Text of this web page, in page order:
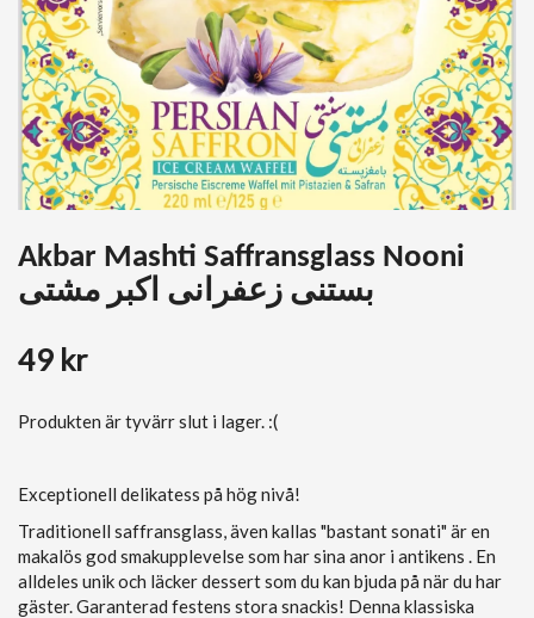
Akbar Mashti Saffransglass Nooni
بستنی زعفرانی اکبر مشتی
49 kr
Produkten är tyvärr slut i lager. :(
Exceptionell delikatess på hög nivå!
Traditionell saffransglass, även kallas "bastant sonati" är en
makalös god smakupplevelse som har sina anor i antikens . En
alldeles unik och läcker dessert som du kan bjuda på när du har
gäster. Garanterad festens stora snackis! Denna klassiska